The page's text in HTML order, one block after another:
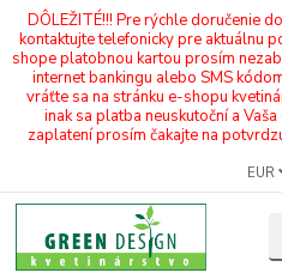
DÔLEŽITÉ!!! Pre rýchle doručenie
kontaktujte telefonicky pre aktuálnu
shope platobnou kartou prosím
internet bankingu alebo SMS
vráťte sa na stránku e-shopu
inak sa platba neuskutoční a
zaplatení prosím čakajte na
EUR